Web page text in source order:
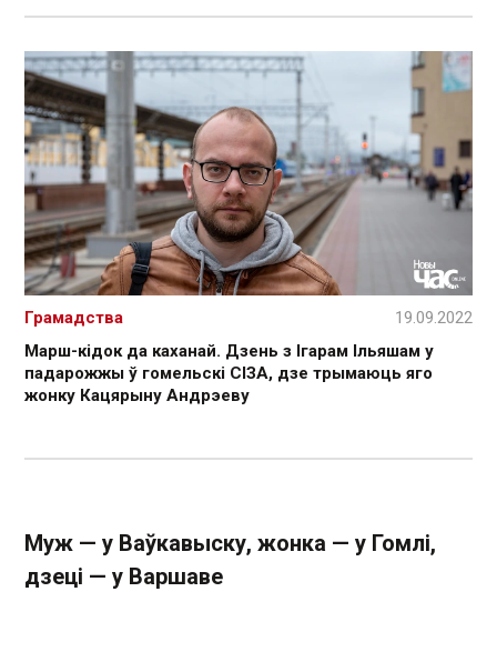
Марш-кідок да каханай. Дзень з Ігарам Ільяшам у
падарожжы ў гомельскі СІЗА, дзе трымаюць яго
жонку Кацярыну Андрэеву
Грамадства 19.09.2022
Муж — у Ваўкавыску, жонка — у Гомлі,
дзеці — у Варшаве